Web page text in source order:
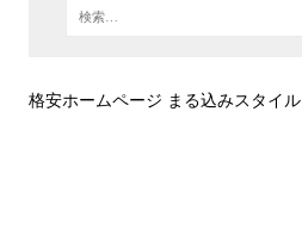
格安ホームページ まる込みスタイル